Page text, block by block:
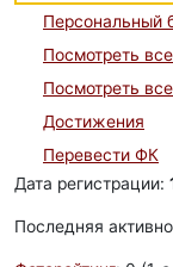
Персональный
Посмотреть
Посмотреть
Достижения
Перевести ФК
Дата регистрации:
Последняя